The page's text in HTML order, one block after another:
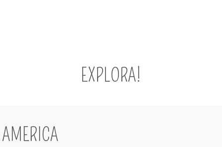
EXPLORA!
AMERICA